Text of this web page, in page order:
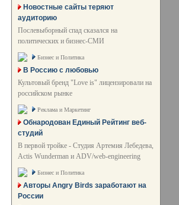
Новостные сайты теряют
аудиторию
Послевыборный спад сказался на
политических и бизнес-СМИ
Бизнес и Политика
В Россию с любовью
Культовый бренд "Love is" лицензировали на
российском рынке
Реклама и Маркетинг
Обнародован Единый Рейтинг веб-
студий
В первой тройке - Студия Артемия Лебедева,
Actis Wunderman и ADV/web-engineering
Бизнес и Политика
Авторы Angry Birds заработают на
России